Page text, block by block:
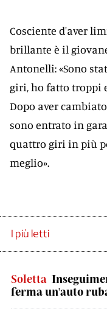
Cosciente d'aver
brillante è il
Antonelli: «Sono
giri, ho fatto troppi
Dopo aver
sono entrato in
quattro giri in più
meglio».
I più letti
Soletta
ferma un'auto